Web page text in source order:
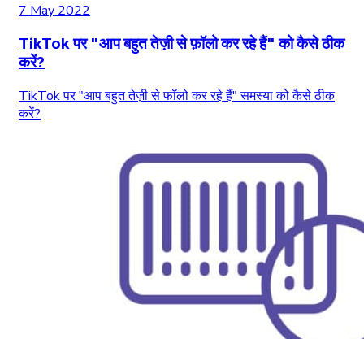
7 May 2022
TikTok पर "आप बहुत तेज़ी से फ़ॉलो कर रहे हैं" को कैसे ठीक
करें?
TikTok पर "आप बहुत तेज़ी से फॉलो कर रहे हैं" समस्या को कैसे ठीक
करें?